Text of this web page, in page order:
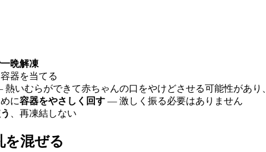
晩解凍
器を当てる
いむらができて赤ちゃんの口をやけどさせる可能性があり
に容器をやさしく回す — 激しく振る必要はありません
、再凍結しない
を混ぜる